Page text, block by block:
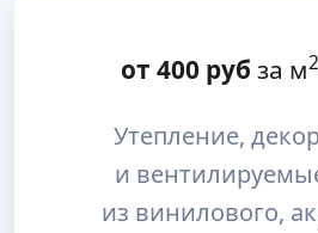
от 400руб за м2
Утепление,
и
из винилового,